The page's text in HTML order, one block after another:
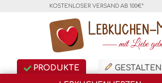
KOSTENLOSER VERSAND AB 100€*
PRODUKTE GESTALTEN